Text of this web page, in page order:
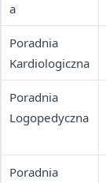
a
Poradnia
Kardiologiczna
Poradnia
Logopedyczna
Poradnia